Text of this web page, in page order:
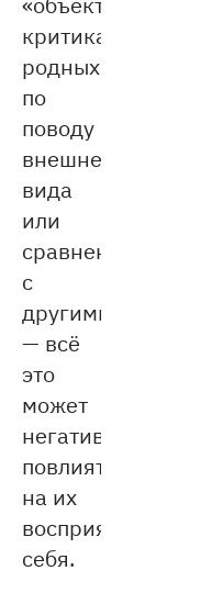
критика
родных
по
поводу
внешнего
вида
или
сравнение
с
другими
— всё
это
может
негативно
повлиять
на их
восприятие
себя.